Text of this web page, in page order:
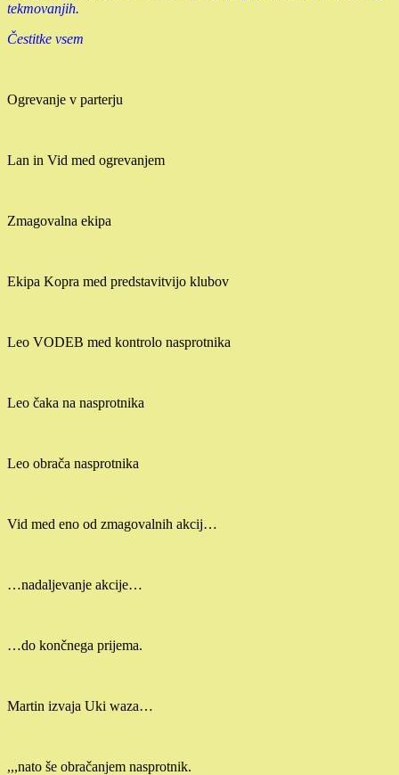
tekmovanjih.
Čestitke vsem
Ogrevanje v parterju
Lan in Vid med ogrevanjem
Zmagovalna ekipa
Ekipa Kopra med predstavitvijo klubov
Leo VODEB med kontrolo nasprotnika
Leo čaka na nasprotnika
Leo obrača nasprotnika
Vid med eno od zmagovalnih akcij…
…nadaljevanje akcije…
…do končnega prijema.
Martin izvaja Uki waza…
,,,nato še obračanjem nasprotnik.